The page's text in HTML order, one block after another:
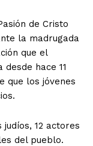
de Cristo
la madrugada
que el
hace 11
que los jóvenes
12 actores
del pueblo.